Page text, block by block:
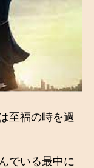
至福の時を過
でいる最中に